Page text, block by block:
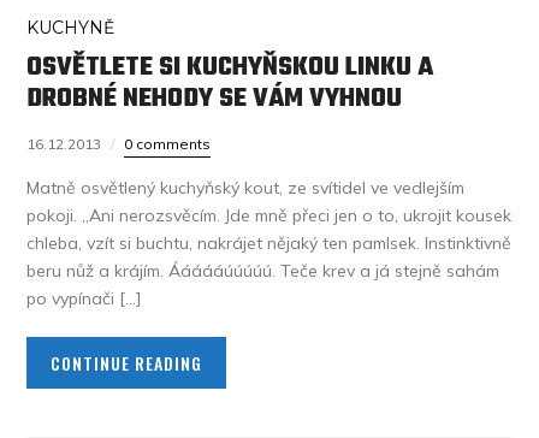
KUCHYNĚ
OSVĚTLETE SI KUCHYŇSKOU LINKU A
DROBNÉ NEHODY SE VÁM VYHNOU
16.12.2013 0 comments
Matně osvětlený kuchyňský kout, ze svítidel ve vedlejším
pokoji. „Ani nerozsvěcím. Jde mně přeci jen o to, ukrojit kousek
chleba, vzít si buchtu, nakrájet nějaký ten pamlsek. Instinktivně
beru nůž a krájím. Áááááúúúúú. Teče krev a já stejně sahám
po vypínači […]
CONTINUE READING